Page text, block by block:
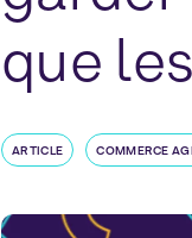
que
ARTICLE COMMERCE